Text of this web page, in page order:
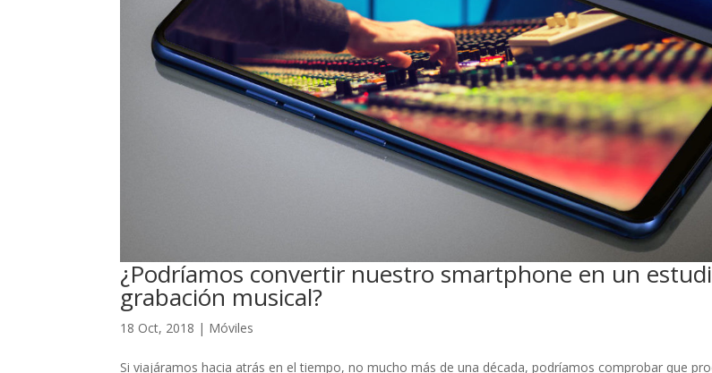
¿Podríamos convertir nuestro smartphone en un
grabación musical?
18 Oct, 2018 | Móviles
Si viajáramos hacia atrás en el tiempo, no mucho más de una década, podríamos comprobar que